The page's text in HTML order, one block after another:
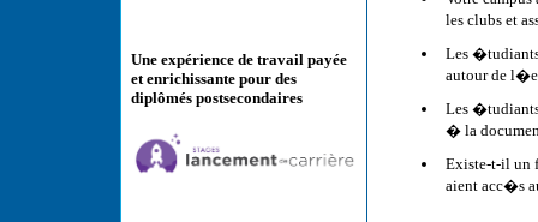
Une expérience de travail payée
et enrichissante pour des
diplômés postsecondaires
les clubs et
Les
autour de
Les
� la
Existe-t-il un
aient acc�s